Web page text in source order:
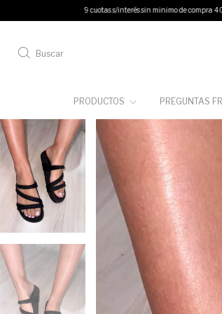
9 cuotas s/interés sin minimo de compra 40% off
Buscar
PRODUCTOS PREGUNTAS